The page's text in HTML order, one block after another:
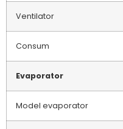
Ventilator
Consum
Evaporator
Model evaporator